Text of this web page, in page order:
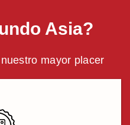
Asia?
mayor placer